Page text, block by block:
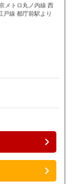
メトロ丸ノ内線 西
戸線 都庁前駅より